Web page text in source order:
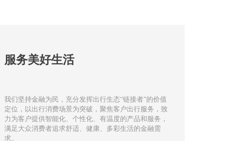
服务美好生活
我们坚持金融为民，充分发挥出行生态“链接者”的价值
定位，以出行消费场景为突破，聚焦客户出行服务，致
力为客户提供智能化、个性化、有温度的产品和服务，
满足大众消费者追求舒适、健康、多彩生活的金融需
求。